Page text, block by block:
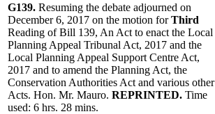
G139. Resuming the debate adjourned on
December 6, 2017 on the motion forThird
Reading of Bill 139, An Act to enact the Local
Planning Appeal Tribunal Act, 2017 and the
Local Planning Appeal Support Centre Act,
2017 and to amend the Planning Act, the
Conservation Authorities Act and various other
Acts. Hon. Mr. Mauro. REPRINTED. Time
used: 6 hrs. 28 mins.